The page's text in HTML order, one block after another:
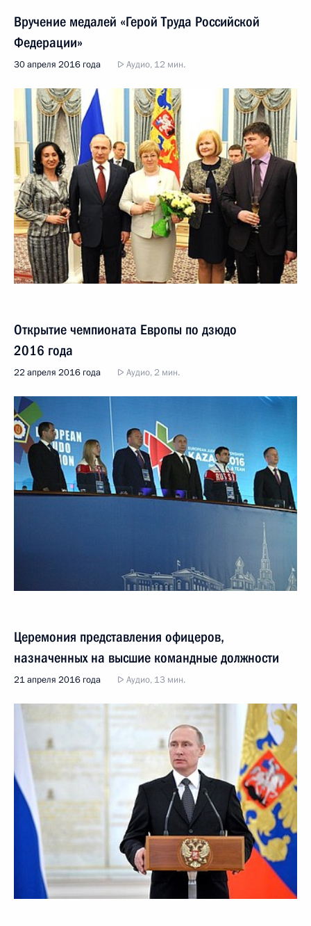
Вручение медалей «Герой Труда Российской
Федерации»
30 апреля 2016 года Аудио, 12 мин.
Открытие чемпионата Европы по дзюдо
2016 года
22 апреля 2016 года Аудио, 2 мин.
Церемония представления офицеров,
назначенных на высшие командные должности
21 апреля 2016 года Аудио, 13 мин.